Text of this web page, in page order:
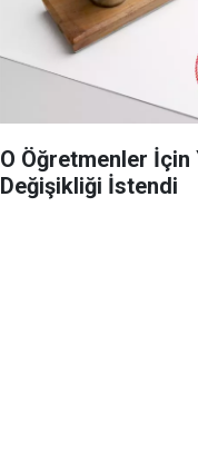
O Öğretmenler
Değişikliği İstendi